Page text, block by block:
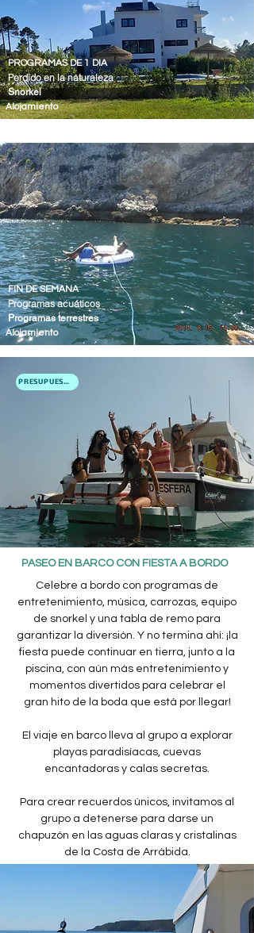
PROGRAMAS DE 1 DIA
Perdido en la naturaleza
Snorkel
Alojamiento
FIN DE SEMANA
Programas acuáticos
Programas terrestres
Alojamiento
PRESUPUESTO
PASEO EN BARCO CON FIESTA A BORDO
Celebre a bordo con programas de
entretenimiento, música, carrozas, equipo
de snorkel y una tabla de remo para
garantizar la diversión. Y no termina ahí: ¡la
fiesta puede continuar en tierra, junto a la
piscina, con aún más entretenimiento y
momentos divertidos para celebrar el
gran hito de la boda que está por llegar!
El viaje en barco lleva al grupo a explorar
playas paradisíacas, cuevas
encantadoras y calas secretas.
Para crear recuerdos únicos, invitamos al
grupo a detenerse para darse un
chapuzón en las aguas claras y cristalinas
de la Costa de Arrábida.